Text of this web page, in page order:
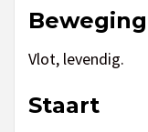
Beweging
Vlot, levendig.
Staart